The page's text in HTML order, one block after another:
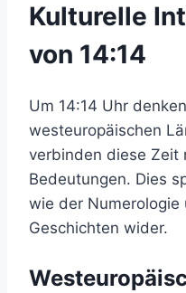
Kulturelle
von 14:14
Um 14:14 Uhr
westeuropäischen
verbinden diese Zeit
Bedeutungen. Dies
wie der Numerologie
Geschichten wider.